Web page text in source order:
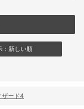
分かりやすく案内
：新しい順
ザード4